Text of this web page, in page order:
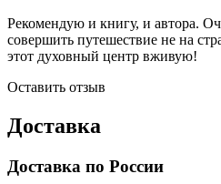
Рекомендую и книгу, и автора.
совершить путешествие не на
этот духовный центр вживую!
Оставить отзыв
Доставка
Доставка по России